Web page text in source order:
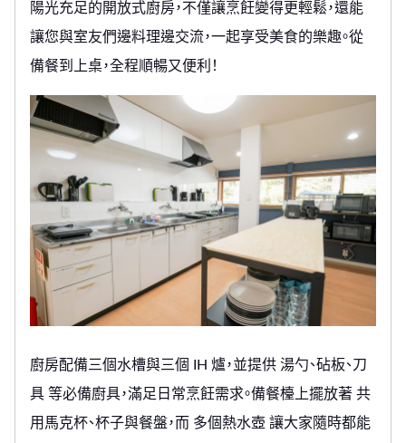
陽光充足的開放式廚房，不僅讓烹飪變得更輕鬆，還能
讓您與室友們邊料理邊交流，一起享受美食的樂趣。從
備餐到上桌，全程順暢又便利！
廚房配備三個水槽與三個 IH 爐，並提供 湯勺、砧板、刀
具 等必備廚具，滿足日常烹飪需求。備餐檯上擺放著 共
用馬克杯、杯子與餐盤，而 多個熱水壺 讓大家隨時都能